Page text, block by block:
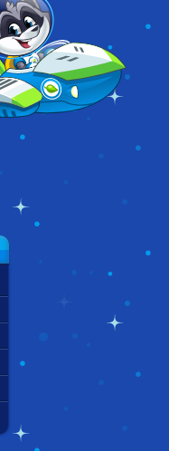
THOR: BOSS